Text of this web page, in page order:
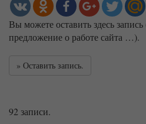
Вы можете оставить здесь
предложение о работе сайта …).
92 записи.